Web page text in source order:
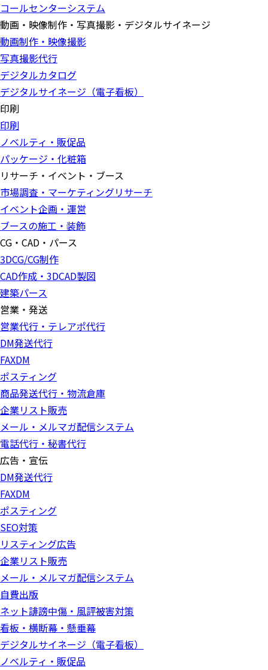
コールセンターシステム
動画・映像制作・写真撮影・デジタルサイネージ
動画制作・映像撮影
写真撮影代行
デジタルカタログ
デジタルサイネージ（電子看板）
印刷
印刷
ノベルティ・販促品
パッケージ・化粧箱
リサーチ・イベント・ブース
市場調査・マーケティングリサーチ
イベント企画・運営
ブースの施工・装飾
CG・CAD・パース
3DCG/CG制作
CAD作成・3DCAD製図
建築パース
営業・発送
営業代行・テレアポ代行
DM発送代行
FAXDM
ポスティング
商品発送代行・物流倉庫
企業リスト販売
メール・メルマガ配信システム
電話代行・秘書代行
広告・宣伝
DM発送代行
FAXDM
ポスティング
SEO対策
リスティング広告
企業リスト販売
メール・メルマガ配信システム
自費出版
ネット誹謗中傷・風評被害対策
看板・横断幕・懸垂幕
デジタルサイネージ（電子看板）
ノベルティ・販促品